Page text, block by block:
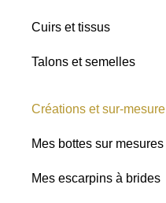
Cuirs et tissus
Talons et semelles
Créations et sur-mesure
Mes bottes sur mesures
Mes escarpins à brides